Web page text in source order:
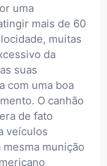
uma
mais de 60
muitas
da
suas
com uma boa
O canhão
de fato
veículos
munição